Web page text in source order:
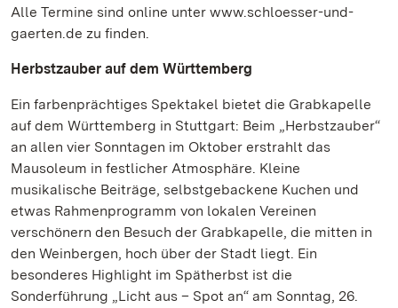
Alle Termine sind online unter www.schloesser-und-
gaerten.de zu finden.
Herbstzauber auf dem Württemberg
Ein farbenprächtiges Spektakel bietet die Grabkapelle
auf dem Württemberg in Stuttgart: Beim „Herbstzauber“
an allen vier Sonntagen im Oktober erstrahlt das
Mausoleum in festlicher Atmosphäre. Kleine
musikalische Beiträge, selbstgebackene Kuchen und
etwas Rahmenprogramm von lokalen Vereinen
verschönern den Besuch der Grabkapelle, die mitten in
den Weinbergen, hoch über der Stadt liegt. Ein
besonderes Highlight im Spätherbst ist die
Sonderführung „Licht aus – Spot an“ am Sonntag, 26.